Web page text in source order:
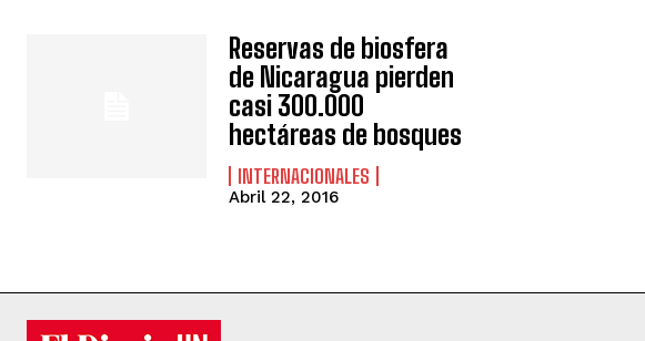
Reservas de biosfera
de Nicaragua pierden
casi 300.000
hectáreas de bosques
INTERNACIONALES
Abril 22, 2016